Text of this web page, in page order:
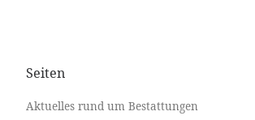
Seiten
Aktuelles rund um Bestattungen